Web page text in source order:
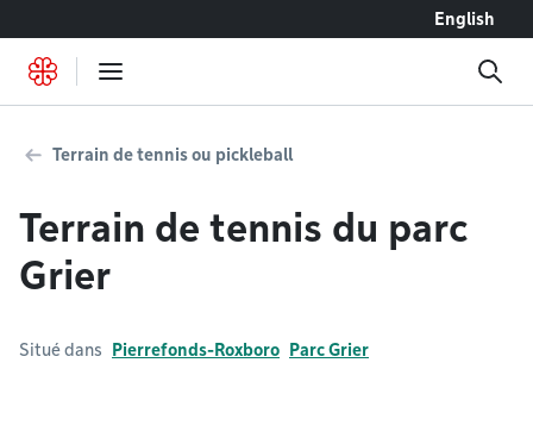
English
Terrain de tennis ou pickleball
Terrain de tennis du parc
Grier
Situé dans Pierrefonds-Roxboro Parc Grier